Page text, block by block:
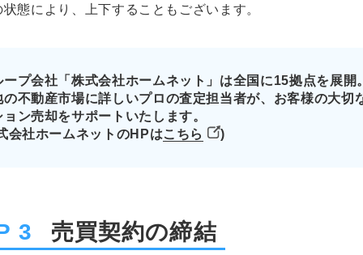
態により、上下することもございます。
ープ会社「株式会社ホームネット」は全国に15拠点を展開
の不動産市場に詳しいプロの査定担当者が、お客様の大切
ョン売却をサポートいたします。
会社ホームネットのHPはこちら )
3 売買契約の締結